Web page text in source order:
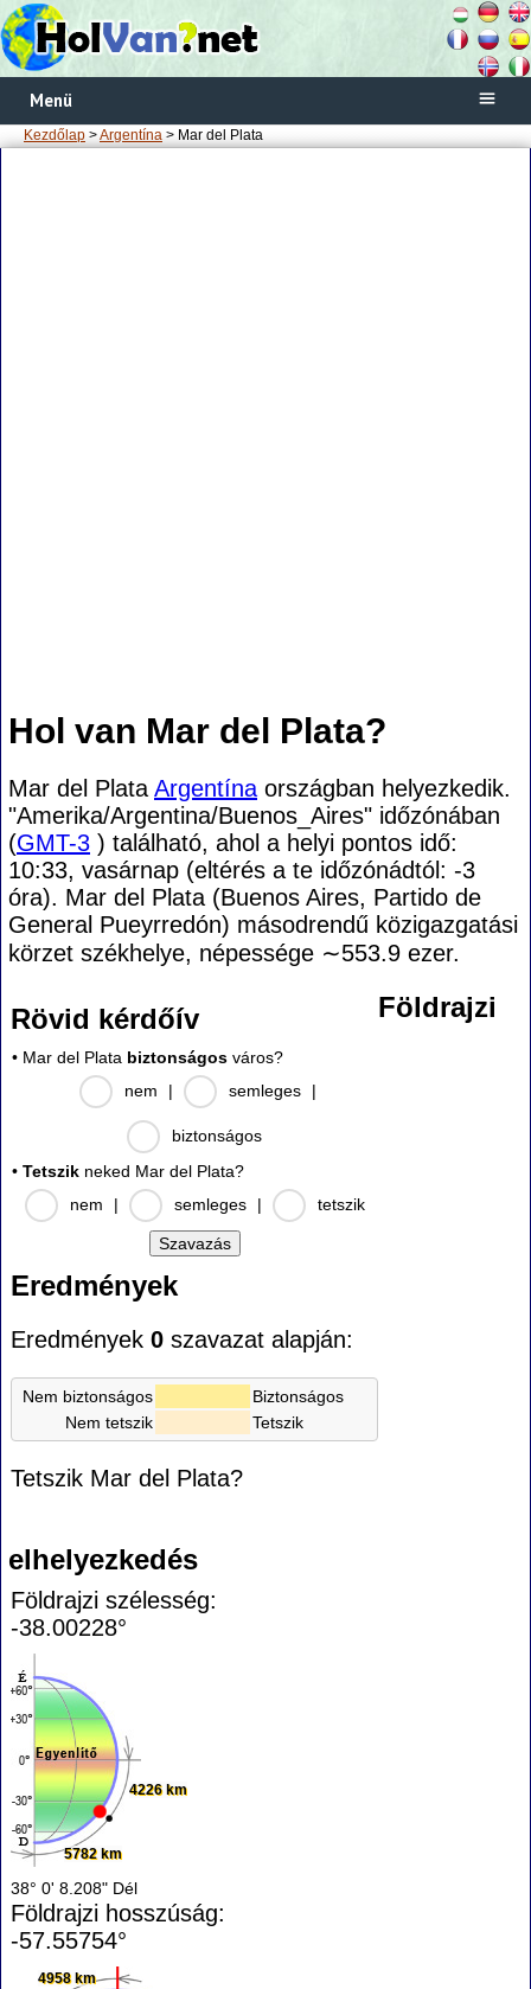
Menü
Kezdőlap >Argentína > Mar del Plata
Hol van Mar del Plata?
Mar del Plata Argentína országban helyezkedik.
"Amerika/Argentina/Buenos_Aires" időzónában
(GMT-3 ) található, ahol a helyi pontos idő:
10:33, vasárnap (eltérés a te időzónádtól: -3
óra). Mar del Plata (Buenos Aires, Partido de
General Pueyrredón) másodrendű közigazgatási
körzet székhelye, népessége ∼553.9 ezer.
Rövid kérdőív
• Mar del Plata biztonságos város?
nem
| semleges |
biztonságos
• Tetszik neked Mar del Plata?
nem
| semleges | tetszik
Eredmények
Eredmények 0 szavazat alapján:
Nem biztonságos
Biztonságos
Nem tetszik
Tetszik
Tetszik Mar del Plata?
Földrajzi
elhelyezkedés
Földrajzi szélesség:
-38.00228°
5782 km
4226 km
38° 0' 8.208" Dél
Földrajzi hosszúság:
-57.55754°
4958 km